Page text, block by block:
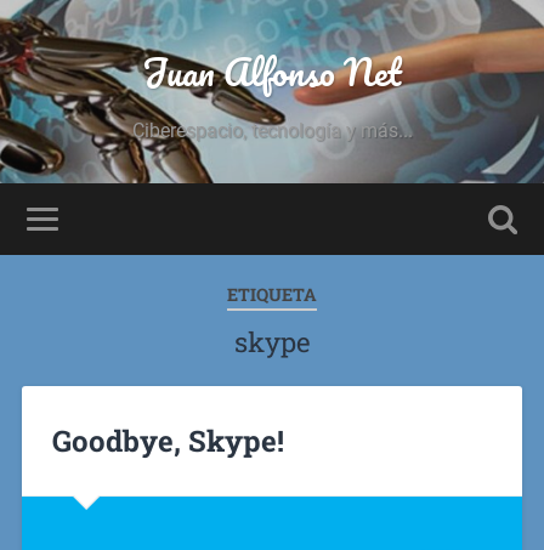
Juan Alfonso Net
Ciberespacio, tecnología y más...
ETIQUETA
skype
Goodbye, Skype!